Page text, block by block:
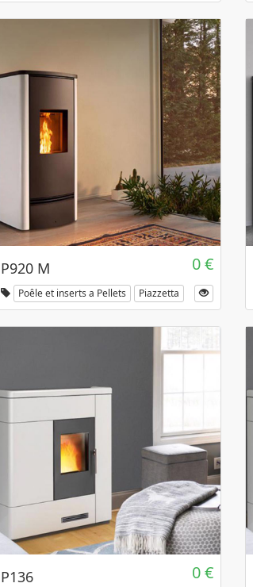
P920 M 0 €
Poêle et inserts a Pellets Piazzetta
P136 0 €